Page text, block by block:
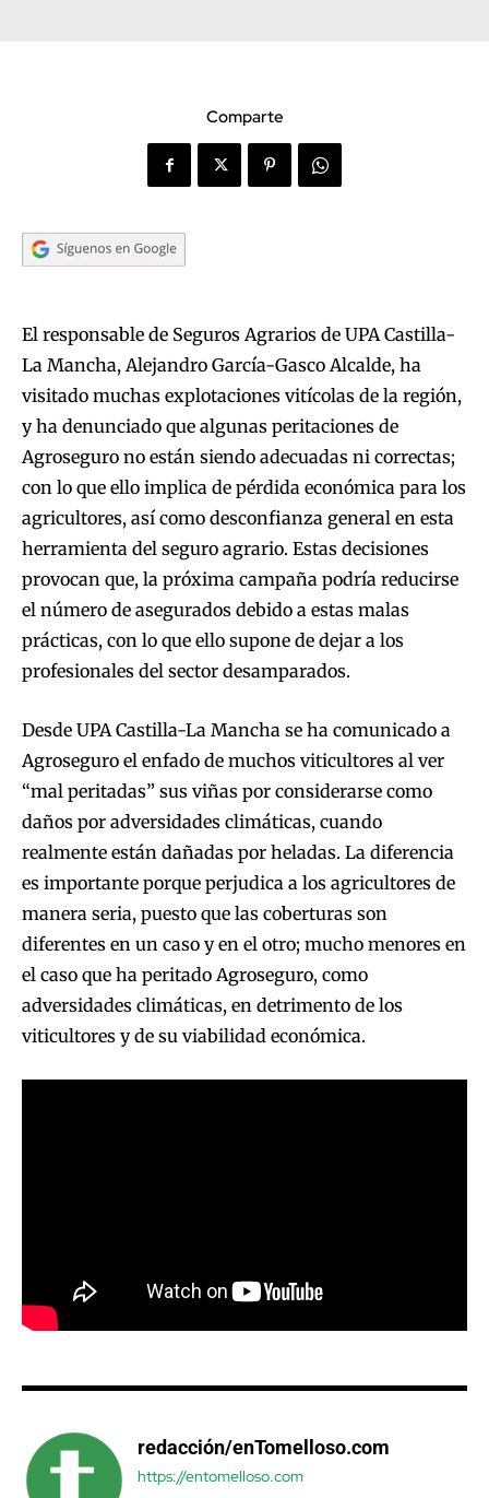
Comparte
El responsable de Seguros Agrarios de UPA Castilla-
La Mancha, Alejandro García-Gasco Alcalde, ha
visitado muchas explotaciones vitícolas de la región,
y ha denunciado que algunas peritaciones de
Agroseguro no están siendo adecuadas ni correctas;
con lo que ello implica de pérdida económica para los
agricultores, así como desconfianza general en esta
herramienta del seguro agrario. Estas decisiones
provocan que, la próxima campaña podría reducirse
el número de asegurados debido a estas malas
prácticas, con lo que ello supone de dejar a los
profesionales del sector desamparados.
Desde UPA Castilla-La Mancha se ha comunicado a
Agroseguro el enfado de muchos viticultores al ver
“mal peritadas” sus viñas por considerarse como
daños por adversidades climáticas, cuando
realmente están dañadas por heladas. La diferencia
es importante porque perjudica a los agricultores de
manera seria, puesto que las coberturas son
diferentes en un caso y en el otro; mucho menores en
el caso que ha peritado Agroseguro, como
adversidades climáticas, en detrimento de los
viticultores y de su viabilidad económica.
redacción/enTomelloso.com
https://entomelloso.com